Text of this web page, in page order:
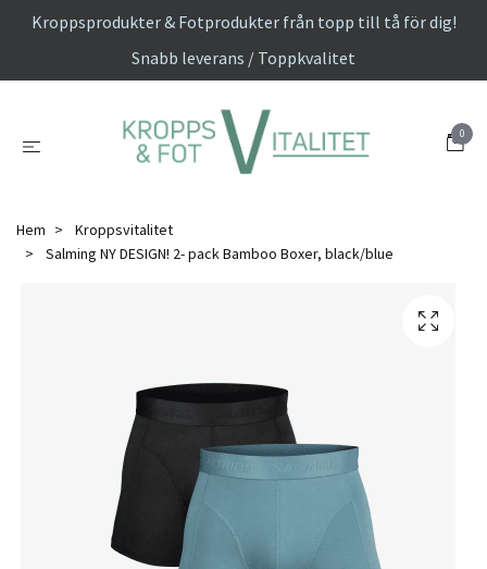
Kroppsprodukter & Fotprodukter från topp till tå för dig!
Snabb leverans / Toppkvalitet
0
Hem
Kroppsvitalitet
Salming NY DESIGN! 2- pack Bamboo Boxer, black/blue